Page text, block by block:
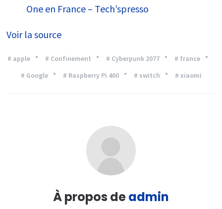
One en France – Tech’spresso
Voir la source
# apple # Confinement # Cyberpunk 2077
# france
# Google
# Raspberry Pi 400 # switch # xiaomi
À propos deadmin